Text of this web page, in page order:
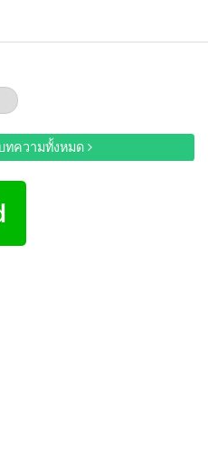
ทความทั้งหมด